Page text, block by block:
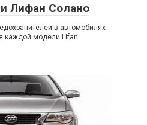
Лифан Солано
в автомобилях
каждой модели Lifan